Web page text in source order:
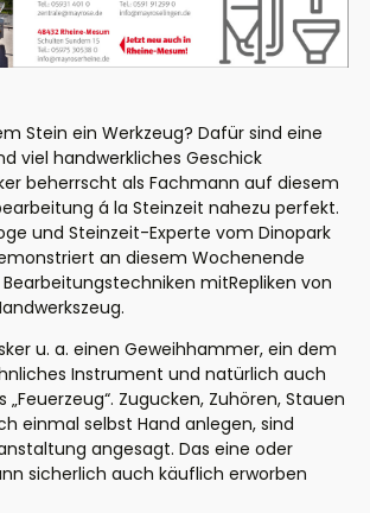
Stein ein Werkzeug? Dafür sind eine
viel handwerkliches Geschick
beherrscht als Fachmann auf diesem
á la Steinzeit nahezu perfekt.
und Steinzeit-Experte vom Dinopark
an diesem Wochenende
mitRepliken von
.
u. a. einen Geweihhammer, ein dem
Instrument und natürlich auch
Zugucken, Zuhören, Stauen
einmal selbst Hand anlegen, sind
angesagt. Das eine oder
sicherlich auch käuflich erworben